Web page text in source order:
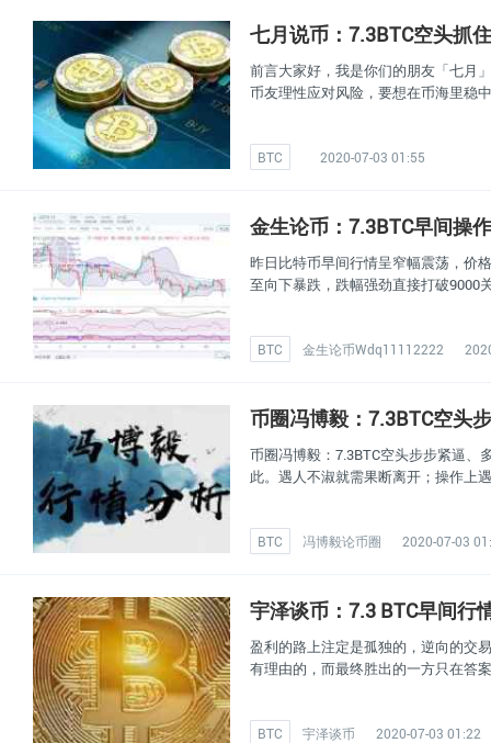
七月说币：7.3BTC空头抓
前言大家好，我是你们的朋友「七月
币友理性应对风险，要想在币海里稳
BTC 2020-07-03 01:55
金生论币：7.3BTC早间操
昨日比特币早间行情呈窄幅震荡，价
至向下暴跌，跌幅强劲直接打破9000
BTC 金生论币Wdq11112222
币圈冯博毅：7.3BTC空头
币圈冯博毅：7.3BTC空头步步紧逼、
此。遇人不淑就需果断离开；操作上
BTC 冯博毅论币圈 2020-07-03
宇泽谈币：7.3 BTC早间行
盈利的路上注定是孤独的，逆向的交
有理由的，而最终胜出的一方只在答
BTC 宇泽谈币 2020-07-03 01:22